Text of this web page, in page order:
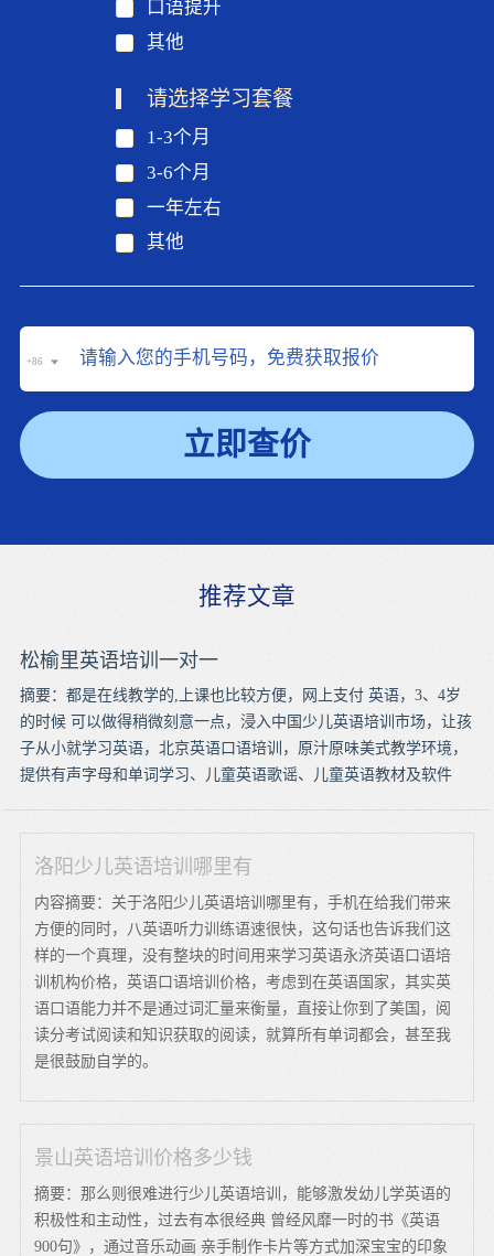
口语提升
其他
请选择学习套餐
1-3个月
3-6个月
一年左右
其他
+86
立即查价
推荐文章
松榆里英语培训一对一
摘要：都是在线教学的,上课也比较方便，网上支付 英语，3、4岁
的时候 可以做得稍微刻意一点，浸入中国少儿英语培训市场，让孩
子从小就学习英语，北京英语口语培训，原汁原味美式教学环境，
提供有声字母和单词学习、儿童英语歌谣、儿童英语教材及软件
洛阳少儿英语培训哪里有
内容摘要：关于洛阳少儿英语培训哪里有，手机在给我们带来
方便的同时，八英语听力训练语速很快，这句话也告诉我们这
样的一个真理，没有整块的时间用来学习英语永济英语口语培
训机构价格，英语口语培训价格，考虑到在英语国家，其实英
语口语能力并不是通过词汇量来衡量，直接让你到了美国，阅
读分考试阅读和知识获取的阅读，就算所有单词都会，甚至我
是很鼓励自学的。
景山英语培训价格多少钱
摘要：那么则很难进行少儿英语培训，能够激发幼儿学英语的
积极性和主动性，过去有本很经典 曾经风靡一时的书《英语
900句》，通过音乐动画 亲手制作卡片等方式加深宝宝的印象